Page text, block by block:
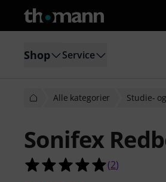
Shop Service
Alle kategorier Studie-
Sonifex
5.0 ud af 5
(2)